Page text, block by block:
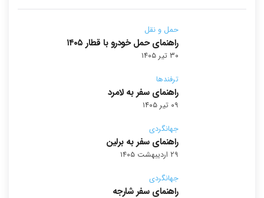
حمل و نقل
راهنمای حمل خودرو با قطار ۱۴۰۵
۳۰ تیر ۱۴۰۵
ترفندها
راهنمای سفر به لامرد
۰۹ تیر ۱۴۰۵
جهانگردی
راهنمای سفر به برلین
۲۹ اردیبهشت ۱۴۰۵
جهانگردی
راهنمای سفر شارجه